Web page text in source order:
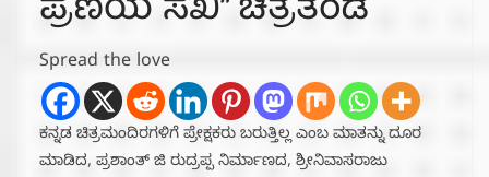
Spread the love
ಕನ್ನಡ ಚಿತ್ರಮಂದಿರಗಳಿಗೆ ಪ್ರೇಕ್ಷಕರು ಬರುತ್ತಿಲ್ಲ ಎಂಬ ಮಾತನ್ನು ದೂರ
ಮಾಡಿದ, ಪ್ರಶಾಂತ್ ಜಿ ರುದ್ರಪ್ಪ ನಿರ್ಮಾಣದ, ಶ್ರೀನಿವಾಸರಾಜು